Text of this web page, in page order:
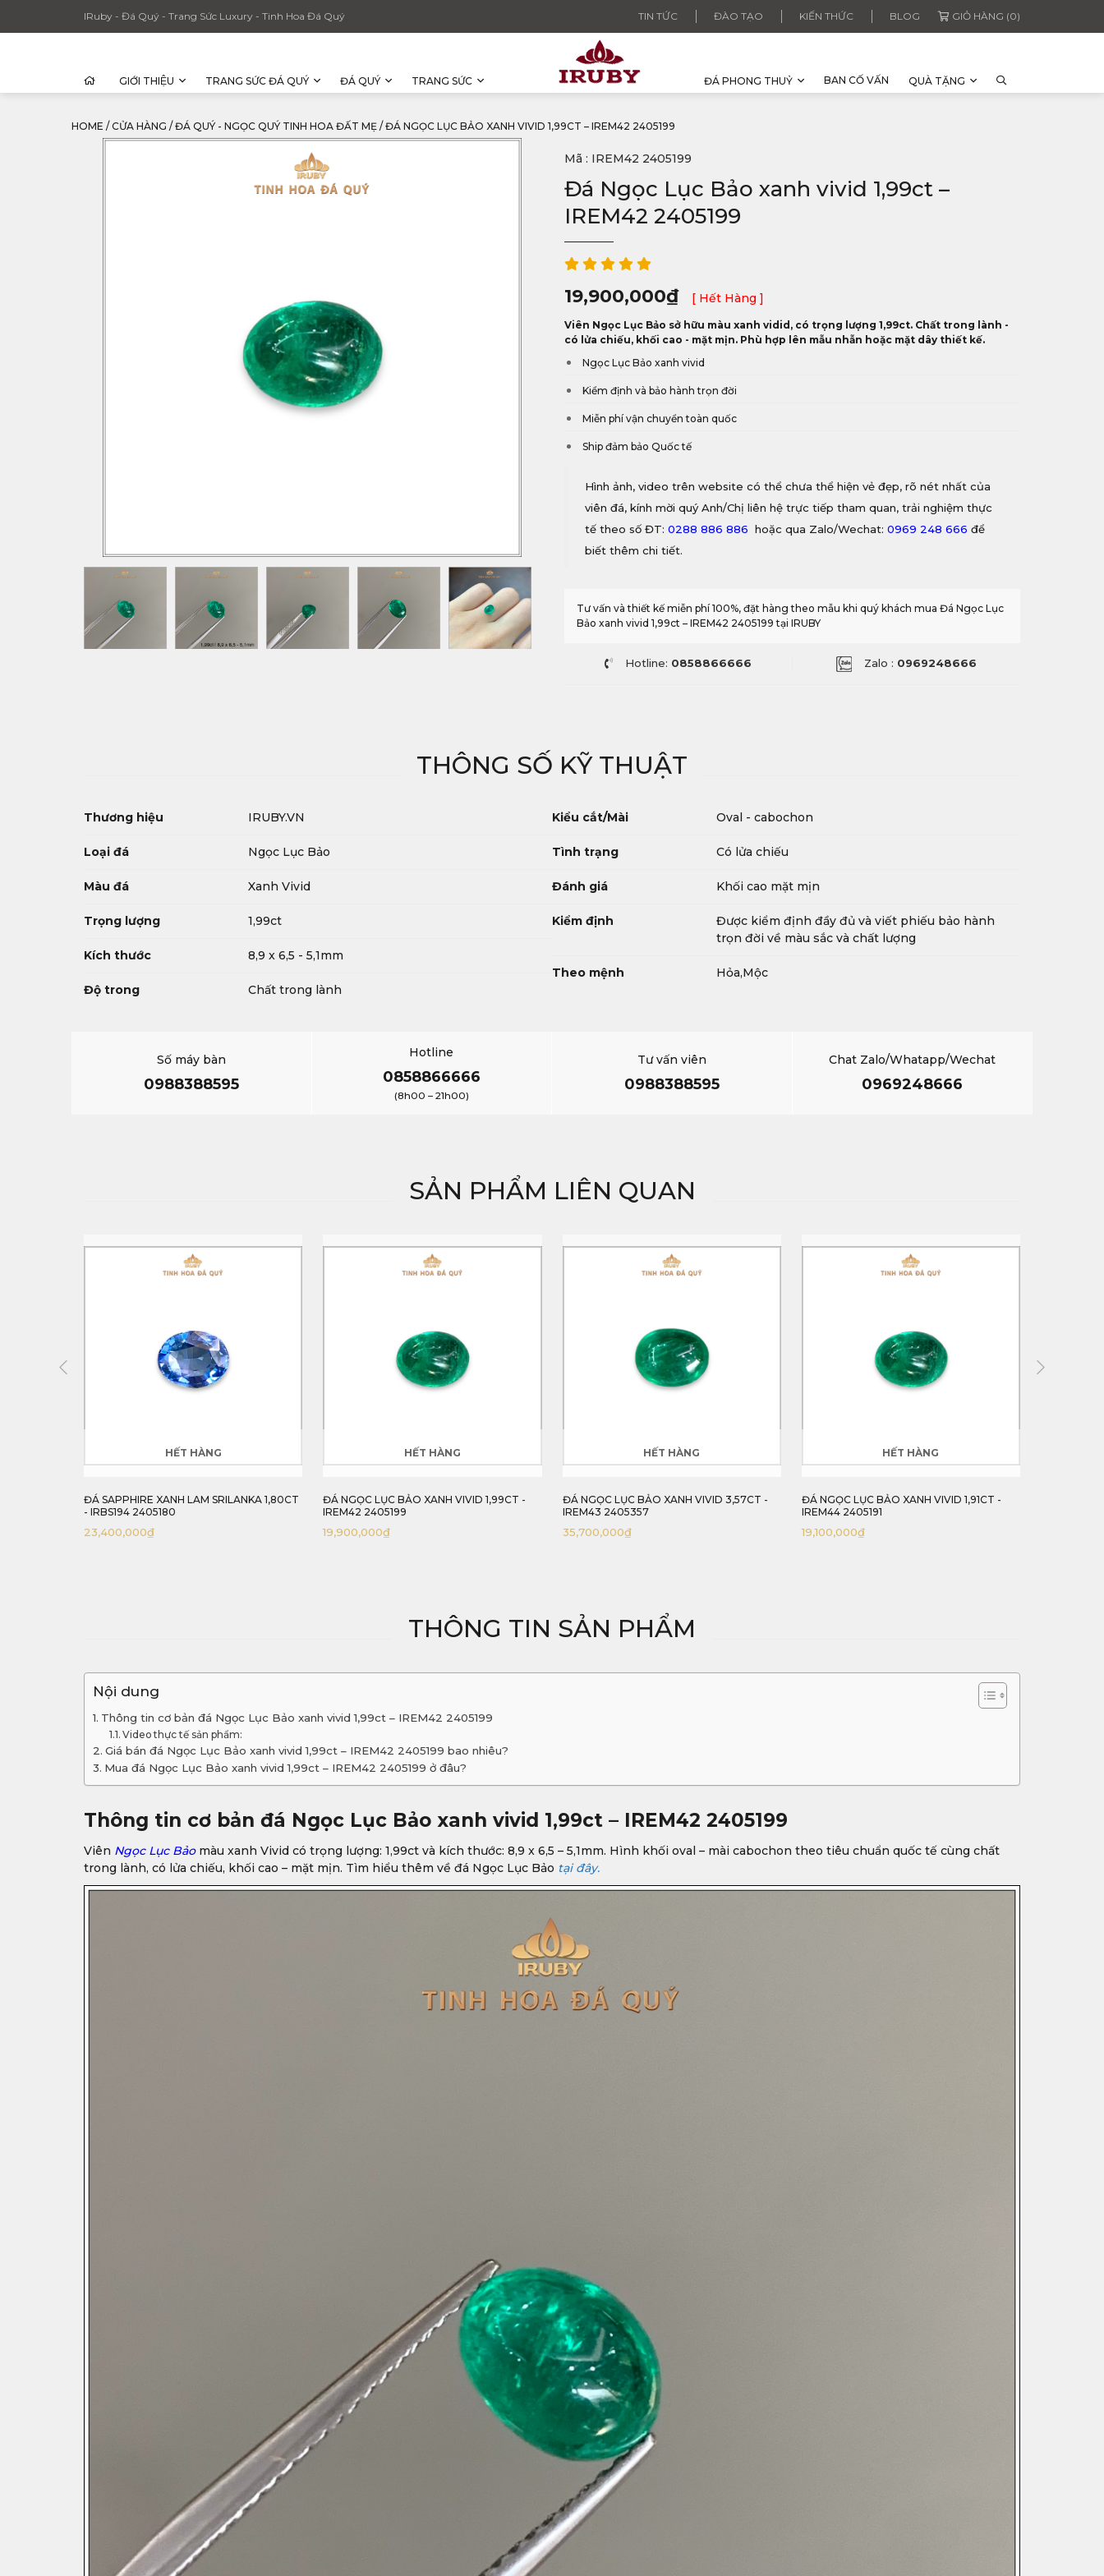
IRuby - Đá Quý - Trang Sức Luxury - Tinh Hoa Đá Quý TIN TỨC ĐÀO TẠO KIẾN THỨC BLOG GIỎ HÀNG (0)
GIỚI THIỆU TRANG SỨC ĐÁ QUÝ ĐÁ QUÝ TRANG SỨC ĐÁ PHONG THUỶ BAN CỐ VẤN QUÀ TẶNG
HOME / CỬA HÀNG / ĐÁ QUÝ - NGỌC QUÝ TINH HOA ĐẤT MẸ / ĐÁ NGỌC LỤC BẢO XANH VIVID 1,99CT – IREM42 2405199
Mã : IREM42 2405199
Đá Ngọc Lục Bảo xanh vivid 1,99ct –
IREM42 2405199
19,900,000₫ [ Hết Hàng ]
Viên Ngọc Lục Bảo sở hữu màu xanh vidid, có trọng lượng 1,99ct. Chất trong lành -
có lửa chiếu, khối cao - mặt mịn. Phù hợp lên mẫu nhẫn hoặc mặt dây thiết kế.
Ngọc Lục Bảo xanh vivid
Kiểm định và bảo hành trọn đời
Miễn phí vận chuyển toàn quốc
Ship đảm bảo Quốc tế
Hình ảnh, video trên website có thể chưa thể hiện vẻ đẹp, rõ nét nhất của
viên đá, kính mời quý Anh/Chị liên hệ trực tiếp tham quan, trải nghiệm thực
tế theo số ĐT: 0288 886 886 hoặc qua Zalo/Wechat: 0969 248 666 để
biết thêm chi tiết.
Tư vấn và thiết kế miễn phí 100%, đặt hàng theo mẫu khi quý khách mua Đá Ngọc Lục
Bảo xanh vivid 1,99ct – IREM42 2405199 tại IRUBY
Hotline: 0858866666 Zalo : 0969248666
THÔNG SỐ KỸ THUẬT
Thương hiệu IRUBY.VN
Loại đá Ngọc Lục Bảo
Màu đá Xanh Vivid
Trọng lượng 1,99ct
Kích thước 8,9 x 6,5 - 5,1mm
Độ trong Chất trong lành
Kiểu cắt/Mài Oval - cabochon
Tình trạng Có lửa chiếu
Đánh giá Khối cao mặt mịn
Kiểm định
Được kiểm định đầy đủ và viết phiếu bảo hành
trọn đời về màu sắc và chất lượng
Theo mệnh Hỏa,Mộc
Số máy bàn
0988388595
Hotline
0858866666
(8h00 – 21h00)
Tư vấn viên
0988388595
Chat Zalo/Whatapp/Wechat
0969248666
SẢN PHẨM LIÊN QUAN
HẾT HÀNG
ĐÁ SAPPHIRE XANH LAM SRILANKA 1,80CT
- IRBS194 2405180
23,400,000₫
HẾT HÀNG
ĐÁ NGỌC LỤC BẢO XANH VIVID 1,99CT -
IREM42 2405199
19,900,000₫
HẾT HÀNG
ĐÁ NGỌC LỤC BẢO XANH VIVID 3,57CT -
IREM43 2405357
35,700,000₫
HẾT HÀNG
ĐÁ NGỌC LỤC BẢO XANH VIVID 1,91CT -
IREM44 2405191
19,100,000₫
THÔNG TIN SẢN PHẨM
Nội dung
Thông tin cơ bản đá Ngọc Lục Bảo xanh vivid 1,99ct – IREM42 2405199
Video thực tế sản phẩm:
Giá bán đá Ngọc Lục Bảo xanh vivid 1,99ct – IREM42 2405199 bao nhiêu?
Mua đá Ngọc Lục Bảo xanh vivid 1,99ct – IREM42 2405199 ở đâu?
Thông tin cơ bản đá Ngọc Lục Bảo xanh vivid 1,99ct – IREM42 2405199
Viên Ngọc Lục Bảo màu xanh Vivid có trọng lượng: 1,99ct và kích thước: 8,9 x 6,5 – 5,1mm. Hình khối oval – mài cabochon theo tiêu chuẩn quốc tế cùng chất
trong lành, có lửa chiếu, khối cao – mặt mịn. Tìm hiểu thêm về đá Ngọc Lục Bảo tại đây.